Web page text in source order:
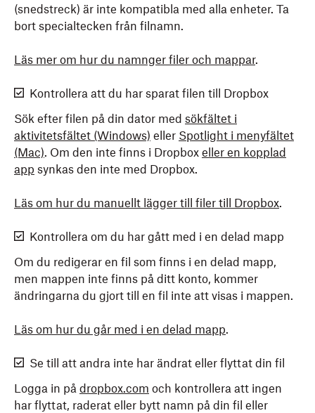
(snedstreck) är inte kompatibla med alla enheter. Ta
bort specialtecken från filnamn.
Läs mer om hur du namnger filer och mappar.
Kontrollera att du har sparat filen till Dropbox
Sök efter filen på din dator med sökfältet i
aktivitetsfältet (Windows) eller Spotlight i menyfältet
(Mac). Om den inte finns i Dropbox eller en kopplad
app synkas den inte med Dropbox.
Läs om hur du manuellt lägger till filer till Dropbox.
Kontrollera om du har gått med i en delad mapp
Om du redigerar en fil som finns i en delad mapp,
men mappen inte finns på ditt konto, kommer
ändringarna du gjort till en fil inte att visas i mappen.
Läs om hur du går med i en delad mapp.
Se till att andra inte har ändrat eller flyttat din fil
Logga in på dropbox.com och kontrollera att ingen
har flyttat, raderat eller bytt namn på din fil eller